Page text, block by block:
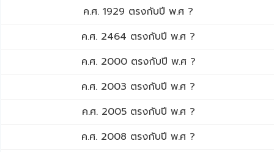
ค.ศ. 1929 ตรงกับปี พ.ศ ?
ค.ศ. 2464 ตรงกับปี พ.ศ ?
ค.ศ. 2000 ตรงกับปี พ.ศ ?
ค.ศ. 2003 ตรงกับปี พ.ศ ?
ค.ศ. 2005 ตรงกับปี พ.ศ ?
ค.ศ. 2008 ตรงกับปี พ.ศ ?